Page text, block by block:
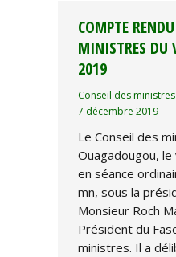
COMPTE
MINISTRES DU
2019
Conseil des ministres
7 décembre 2019
Le Conseil des
Ouagadougou,
en séance
mn, sous la
Monsieur Roch
Président du
ministres. Il a